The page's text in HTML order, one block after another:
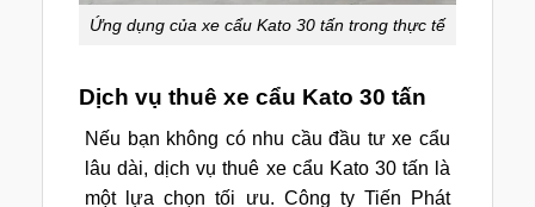
Ứng dụng của xe cẩu Kato 30 tấn trong thực tế
Dịch vụ thuê xe cẩu Kato 30 tấn
Nếu bạn không có nhu cầu đầu tư xe cẩu
lâu dài, dịch vụ thuê xe cẩu Kato 30 tấn là
một lựa chọn tối ưu. Công ty Tiến Phát